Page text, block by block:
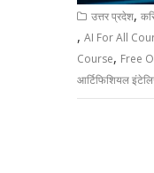
उत्तर प्रदेश,
, AI For All
Course, Free
आर्टिफिशियल